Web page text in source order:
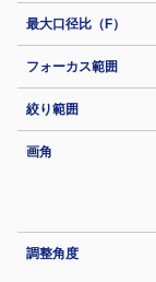
最大口径比（F）
フォーカス範囲
絞り範囲
画角
調整⾓度